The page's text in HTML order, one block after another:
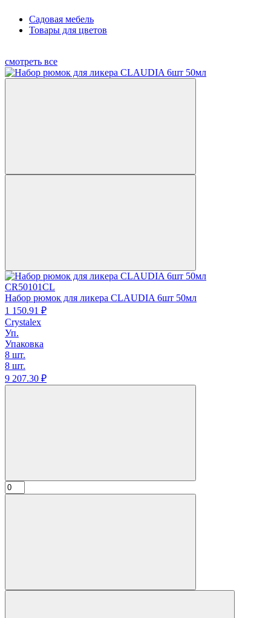
Садовая мебель
Товары для цветов
смотреть все
CR50101CL
Набор рюмок для ликера CLAUDIA 6шт 50мл
1 150.91 ₽
Crystalex
Уп.
Упаковка
8 шт.
8 шт.
9 207.30 ₽